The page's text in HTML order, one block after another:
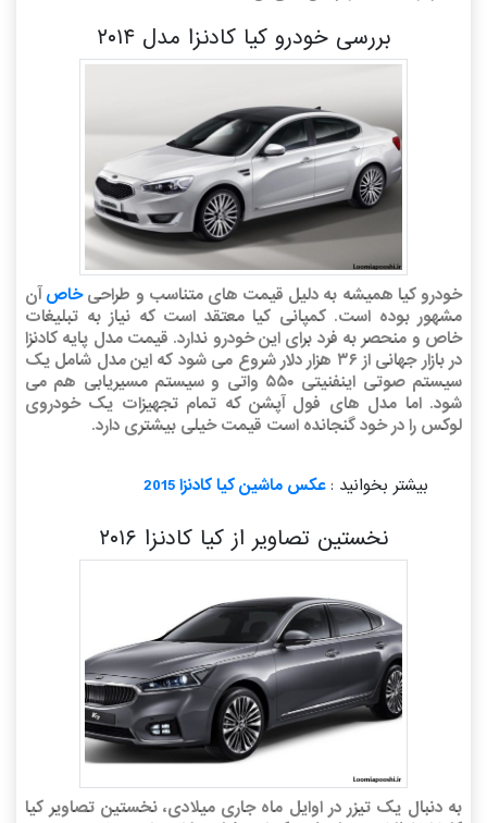
بررسی خودرو کیا کادنزا مدل ۲۰۱۴
خودرو کیا همیشه به دلیل قیمت های متناسب و طراحیخاص آن
مشهور بوده است. کمپانی کیا معتقد است که نیاز به تبلیغات
خاص و منحصر به فرد برای این خودرو ندارد. قیمت مدل پایه کادنزا
در بازار جهانی از ۳۶ هزار دلار شروع می شود که این مدل شامل یک
سیستم صوتی اینفنیتی ۵۵۰ واتی و سیستم مسیریابی هم می
شود. اما مدل های فول آپشن که تمام تجهیزات یک خودروی
لوکس را در خود گنجانده است قیمت خیلی بیشتری دارد.
بیشتر بخوانید :عکس ماشین کیا کادنزا 2015
نخستین تصاویر از کیا کادنزا ۲۰۱۶
به دنبال یک تیزر در اوایل ماه جاری میلادی، نخستین تصاویر کیا